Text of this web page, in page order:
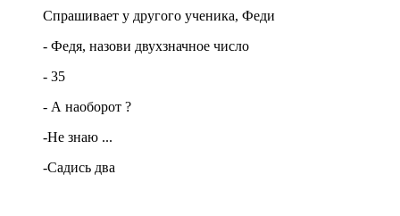
Спрашивает у другого ученика, Феди
- Федя, назови двухзначное число
- 35
- А наоборот ?
-Не знаю ...
-Садись два